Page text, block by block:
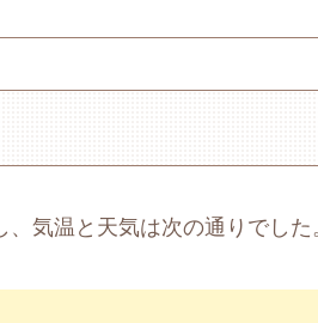
気温と天気は次の通りでした